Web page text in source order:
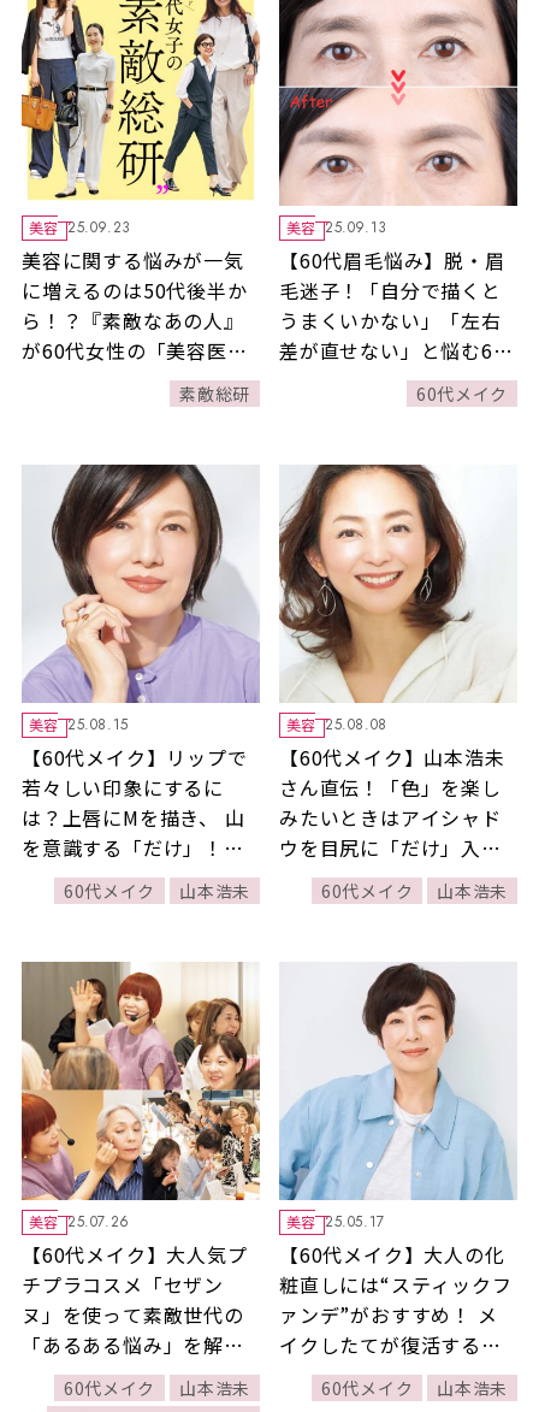
美容 25.09.23
美容に関する悩みが一気
に増えるのは50代後半か
ら！？『素敵なあの人』
が60代女性の「美容医
素敵総研
美容 25.09.13
【60代眉毛悩み】脱・眉
毛迷子！「自分で描くと
うまくいかない」「左右
差が直せない」と悩む60
代の眉毛の正解とは？
60代メイク
美容 25.08.15
【60代メイク】リップで
若々しい印象にするに
は？上唇にMを描き、 山
を意識する「だけ」！口
紅が素敵に見えるひと工
夫を山本浩未さんがレク
60代メイク 山本浩未
美容 25.08.08
【60代メイク】山本浩未
さん直伝！「色」を楽し
みたいときはアイシャド
ウを目尻に「だけ」入れ
ればいい！【山本浩未さ
んの「これだけ」メイク
60代メイク 山本浩未
美容 25.07.26
【60代メイク】大人気プ
チプラコスメ「セザン
ヌ」を使って素敵世代の
「あるある悩み」を解
決！【『素敵友の会』会
員限定 第５回目素敵カル
60代メイク
山本浩未
美容 25.05.17
【60代メイク】大人の化
粧直しには“スティックフ
ァンデ”がおすすめ！ メ
イクしたてが復活する簡
単テクを山本浩未さんが
レクチャー！
60代メイク 山本浩未